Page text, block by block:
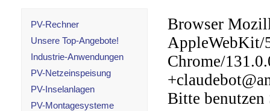
PV-Rechner
Unsere Top-Angebote!
Industrie-Anwendungen
PV-Netzeinspeisung
PV-Inselanlagen
PV-Montagesysteme